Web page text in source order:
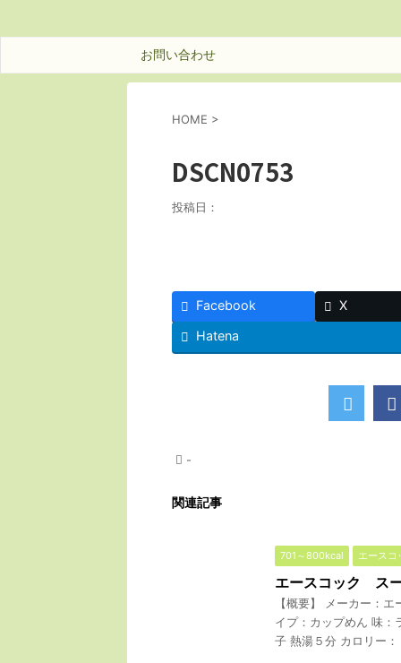
お問い合わせ
HOME >
DSCN0753
投稿日：
Facebook X
Hatena
-
関連記事
701～800kcal エースコ
エースコック ス
【概要】 メーカー：
イプ：カップめん 味：
子 熱湯５分 カロリー